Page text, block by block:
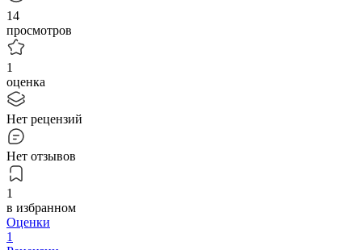
14
просмотров
1
оценка
Нет рецензий
Нет отзывов
1
в избранном
Оценки
1